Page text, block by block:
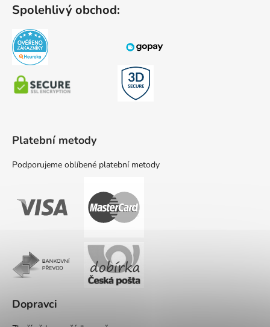
Spolehlivý obchod:
Platební metody
Podporujeme oblíbené platební metody
Dopravci